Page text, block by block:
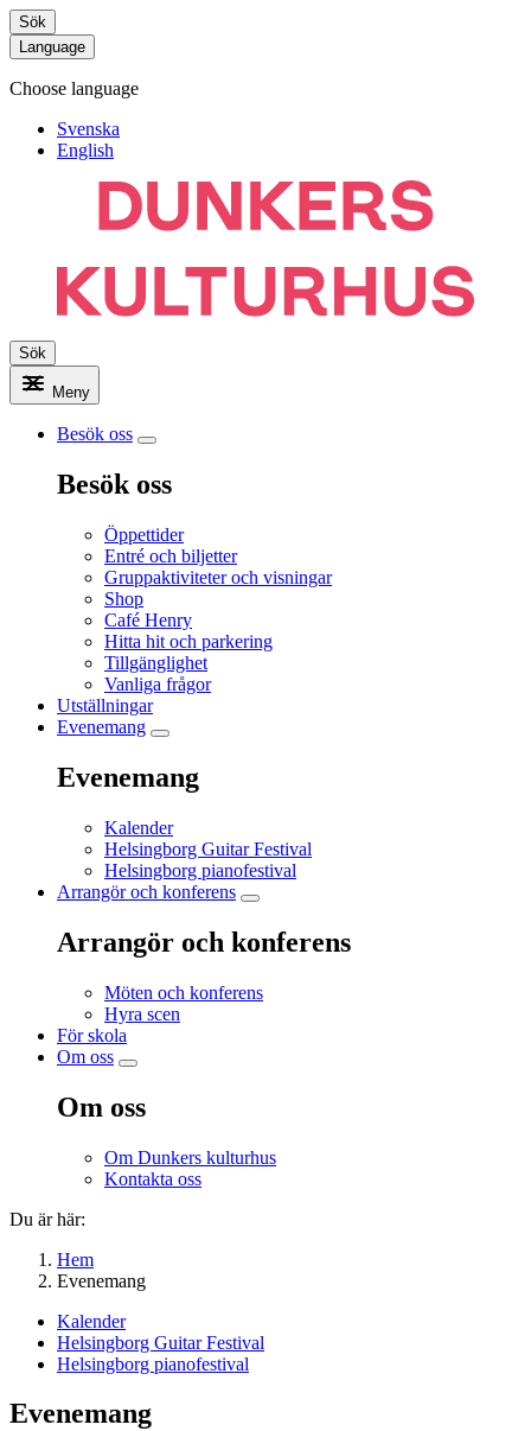
Sök
Language
Choose language
Svenska
English
Sök
Meny
Besök oss
Besök oss
Öppettider
Entré och biljetter
Gruppaktiviteter och visningar
Shop
Café Henry
Hitta hit och parkering
Tillgänglighet
Vanliga frågor
Utställningar
Evenemang
Evenemang
Kalender
Helsingborg Guitar Festival
Helsingborg pianofestival
Arrangör och konferens
Arrangör och konferens
Möten och konferens
Hyra scen
För skola
Om oss
Om oss
Om Dunkers kulturhus
Kontakta oss
Du är här:
Hem
Evenemang
Kalender
Helsingborg Guitar Festival
Helsingborg pianofestival
Evenemang